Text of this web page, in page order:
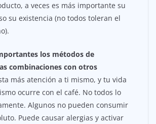
a veces es más importante su
su existencia (no todos toleran el
los métodos de
combinaciones con otros
más atención a ti mismo, y tu vida
ocurre con el café. No todos lo
Algunos no pueden consumir
Puede causar alergias y activar